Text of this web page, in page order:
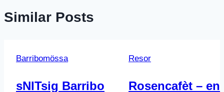
Similar Posts
Barribomössa
sNITsig Barribo
Resor
Rosencafèt –